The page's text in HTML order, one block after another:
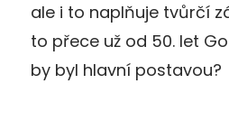
ale i to naplňuje tvůrčí
to přece už od 50. let
by byl hlavní postavou?